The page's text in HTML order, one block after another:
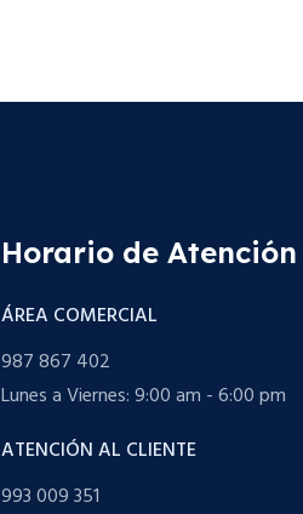
Horario de Atención
ÁREA COMERCIAL
987 867 402
Lunes a Viernes: 9:00 am - 6:00 pm
ATENCIÓN AL CLIENTE
993 009 351